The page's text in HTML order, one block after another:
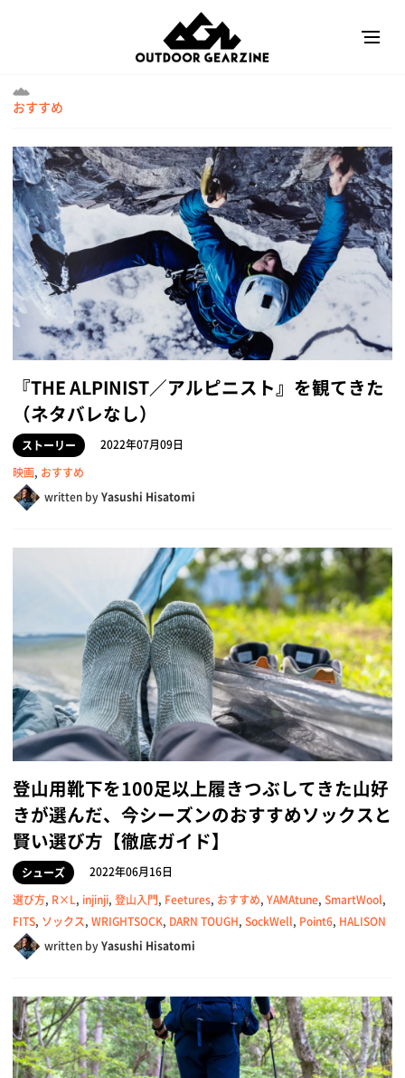
おすすめ
『THE ALPINIST／アルピニスト』を観てきた
（ネタバレなし）
ストーリー
2022年07月09日
映画, おすすめ
written byYasushi Hisatomi
登山用靴下を100足以上履きつぶしてきた山好
きが選んだ、今シーズンのおすすめソックスと
賢い選び方【徹底ガイド】
シューズ
2022年06月16日
選び方, R×L, injinji, 登山入門, Feetures, おすすめ, YAMAtune, SmartWool,
FITS, ソックス, WRIGHTSOCK, DARN TOUGH, SockWell, Point6, HALISON
written byYasushi Hisatomi